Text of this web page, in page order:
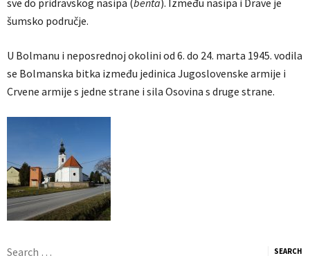
sve do pridravskog nasipa (benta). Između nasipa i Drave je
šumsko područje.
U Bolmanu i neposrednoj okolini od 6. do 24. marta 1945. vodila
se Bolmanska bitka između jedinica Jugoslovenske armije i
Crvene armije s jedne strane i sila Osovina s druge strane.
Search